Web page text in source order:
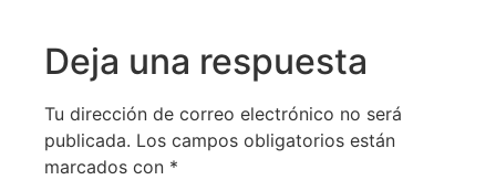
Deja una respuesta
Tu dirección de correo electrónico no será
publicada. Los campos obligatorios están
marcados con *